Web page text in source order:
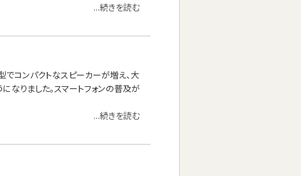
...続きを読む
でコンパクトなスピーカーが増え、大
なりました。スマートフォンの普及が
...続きを読む